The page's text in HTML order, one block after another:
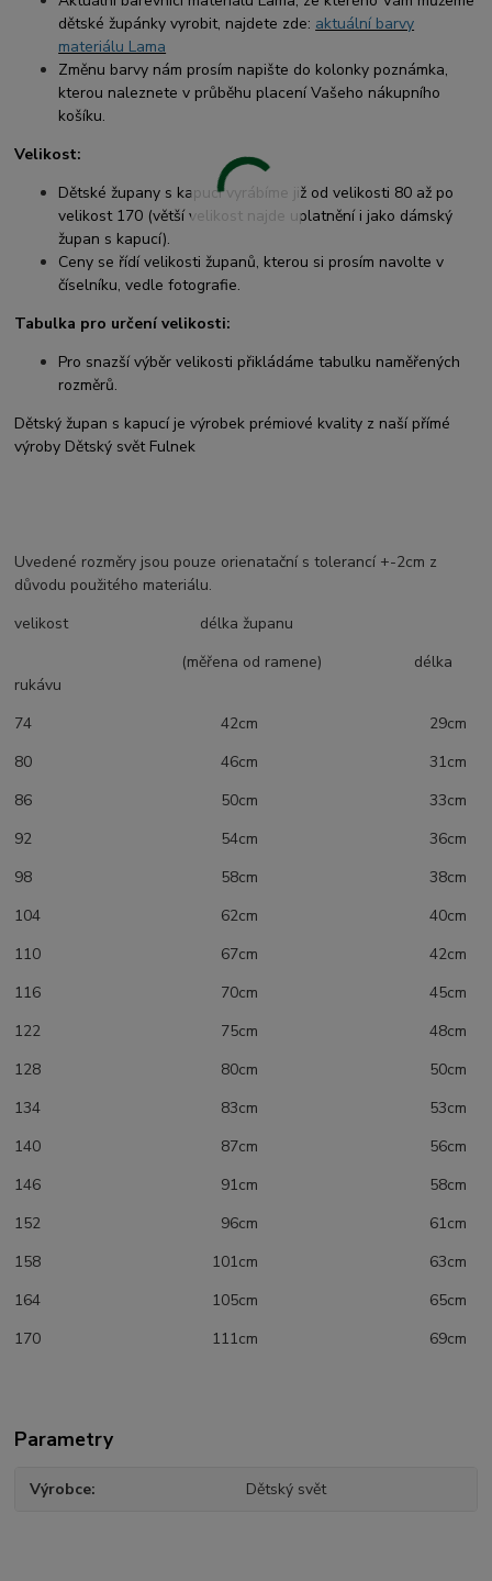
dětské župánky vyrobit, najdete zde: aktuální barvy
materiálu Lama
Změnu barvy nám prosím napište do kolonky poznámka,
kterou naleznete v průběhu placení Vašeho nákupního
košíku.
Velikost:
Dětské župany s kapucí vyrábíme již od velikosti 80 až po
velikost 170 (větší velikost najde uplatnění i jako dámský
župan s kapucí).
Ceny se řídí velikosti županů, kterou si prosím navolte v
číselníku, vedle fotografie.
Tabulka pro určení velikosti:
Pro snazší výběr velikosti přikládáme tabulku naměřených
rozměrů.
Dětský župan s kapucí je výrobek prémiové kvality z naší přímé
výroby Dětský svět Fulnek
Uvedené rozměry jsou pouze orienatační s tolerancí +-2cm z
důvodu použitého materiálu.
velikost délka županu
(měřena od ramene) délka
rukávu
74 42cm 29cm
80 46cm 31cm
86 50cm 33cm
92 54cm 36cm
98 58cm 38cm
104 62cm 40cm
110 67cm 42cm
116 70cm 45cm
122 75cm 48cm
128 80cm 50cm
134 83cm 53cm
140 87cm 56cm
146 91cm 58cm
152 96cm 61cm
158 101cm 63cm
164 105cm 65cm
170 111cm 69cm
Parametry
Výrobce Dětský svět